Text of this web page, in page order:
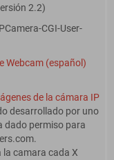
2.2)
CGI-User-
Webcam (español)
de la cámara IP
desarrollado por uno
dado permiso para
la camara cada X